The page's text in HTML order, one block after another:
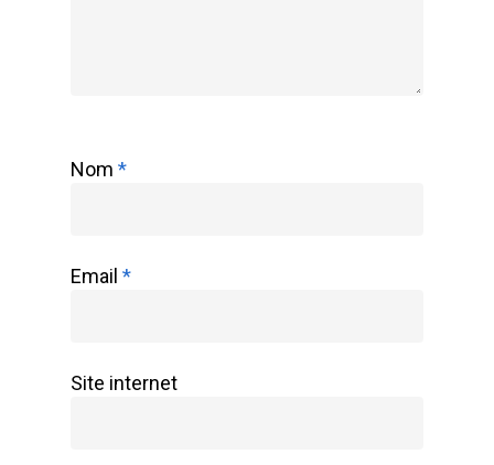
Nom *
Email *
Site internet